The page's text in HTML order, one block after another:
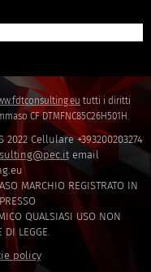
tutti i diritti
CF DTMFNC85C26H501H.
2022 Cellulare +393200203274
email
MARCHIO REGISTRATO IN
QUALSIASI USO NON
DI LEGGE.
policy